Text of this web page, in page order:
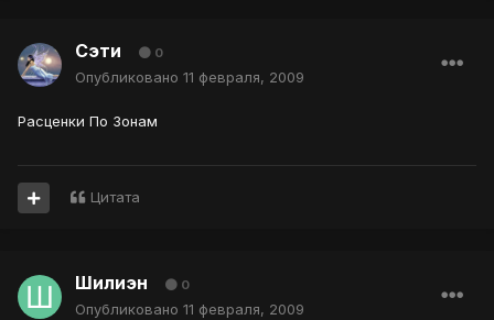
Сэти 0
Опубликовано 11 февраля, 2009
Расценки По Зонам
Цитата
Шилиэн 0
Опубликовано 11 февраля, 2009